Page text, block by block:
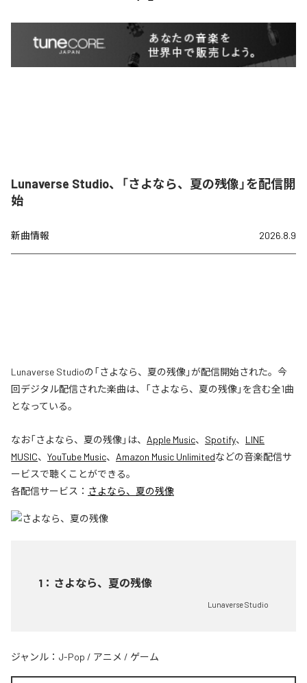
Lunaverse Studio、「さよなら、夏の残像」を配信開
始
新曲情報 2026.8.9
Lunaverse Studioの「さよなら、夏の残像」が配信開始された。今
回デジタル配信された楽曲は、「さよなら、夏の残像」を含む全1曲
となっている。
なお「さよなら、夏の残像」は、 Apple Music、 Spotify、 LINE
MUSIC、 YouTube Music、 Amazon Music Unlimitedなどの音楽配信サ
ービスで聴くことができる。
各配信サービス： さよなら、夏の残像
1 ： さよなら、夏の残像
Lunaverse Studio
ジャンル： J-Pop / アニメ / ゲーム